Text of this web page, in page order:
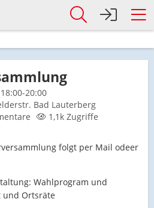
20:00
Bad Lauterberg
1,1k Zugriffe
folgt per Mail odeer
Wahlprogram und
und Ortsräte